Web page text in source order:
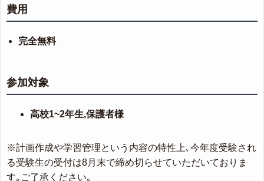
費用
完全無料
参加対象
高校1~2年生,保護者様
※計画作成や学習管理という内容の特性上､今年度受験され
る受験生の受付は8月末で締め切らせていただいておりま
す｡ご了承ください｡